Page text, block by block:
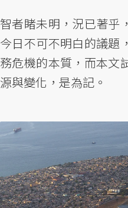
智者睹未明，況已著乎
今日不可不明白的議題
務危機的本質，而本文
源與變化，是為記。